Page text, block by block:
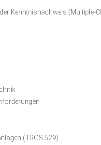
Kenntnisnachweis (Multiple-
(TRGS 529)